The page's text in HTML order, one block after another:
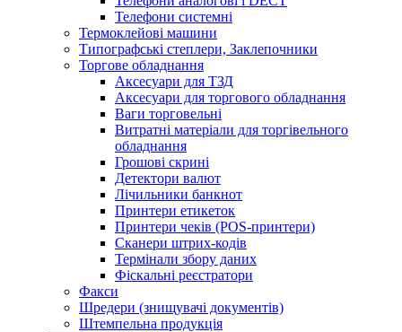
Телефони системні
Термоклейові машини
Типографські степлери, Заклепочники
Торгове обладнання
Аксесуари для ТЗД
Аксесуари для торгового обладнання
Ваги торговельні
Витратні матеріали для торгівельного
обладнання
Грошові скрині
Детектори валют
Лічильники банкнот
Принтери етикеток
Принтери чеків (POS-принтери)
Сканери штрих-кодів
Термінали збору даних
Фіскальні реєстратори
Факси
Шредери (знищувачі документів)
Штемпельна продукція